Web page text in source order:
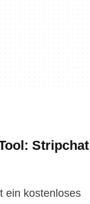
Stripchat
ein kostenloses